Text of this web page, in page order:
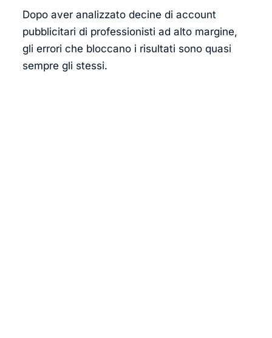
Dopo aver analizzato decine di account
pubblicitari di professionisti ad alto margine,
gli errori che bloccano i risultati sono quasi
sempre gli stessi.